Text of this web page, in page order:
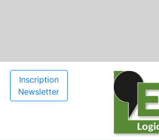
Inscription
Newsletter